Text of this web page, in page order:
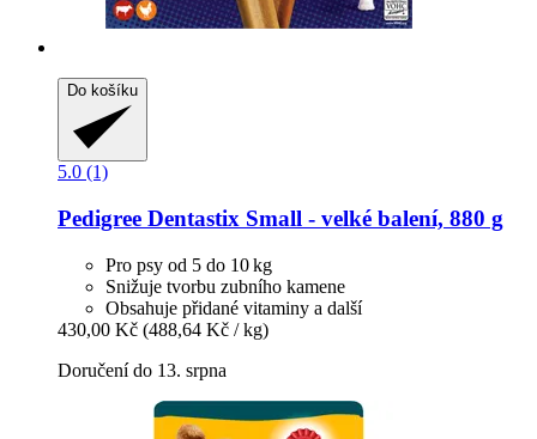
Do košíku
5.0 (1)
Pedigree Dentastix Small -​ velké balení, 880 g
Pro psy od 5 do 10 kg
Snižuje tvorbu zubního kamene
Obsahuje přidané vitaminy a další
430,00 Kč (488,64 Kč / kg)
Doručení do 13. srpna